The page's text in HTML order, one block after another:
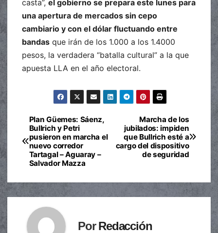
casta”, el gobierno se prepara este lunes para
una apertura de mercados sin cepo
cambiario y con el dólar fluctuando entre
bandas que irán de los 1.000 a los 1.4000
pesos, la verdadera “batalla cultural” a la que
apuesta LLA en el año electoral.
Navegación
de
entradas
Marcha de los
jubilados: impiden
que Bullrich esté a
cargo del dispositivo
de seguridad
Plan Güemes: Sáenz,
Bullrich y Petri
pusieron en marcha el
nuevo corredor
Tartagal – Aguaray –
Salvador Mazza
PorRedacción